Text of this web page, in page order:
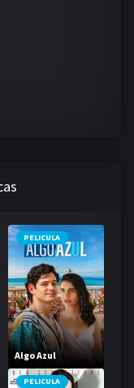
PELICULA
Algo Azul
PELICULA